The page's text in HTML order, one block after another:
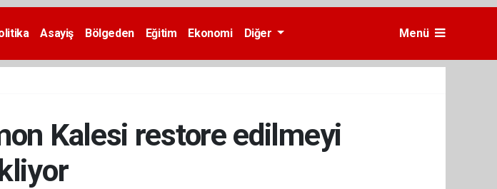
Asayiş Bölgeden Eğitim Ekonomi Diğer Menü
Kalesi restore edilmeyi